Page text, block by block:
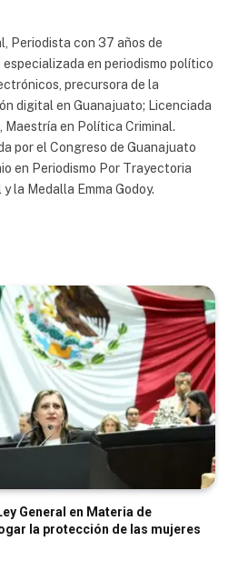
Periodista con 37 años de
en periodismo político
precursora de la
digital en Guanajuato; Licenciada
Maestría en Política Criminal.
por el Congreso de Guanajuato
en Periodismo Por Trayectoria
la Medalla Emma Godoy.
General en Materia de
la protección de las mujeres